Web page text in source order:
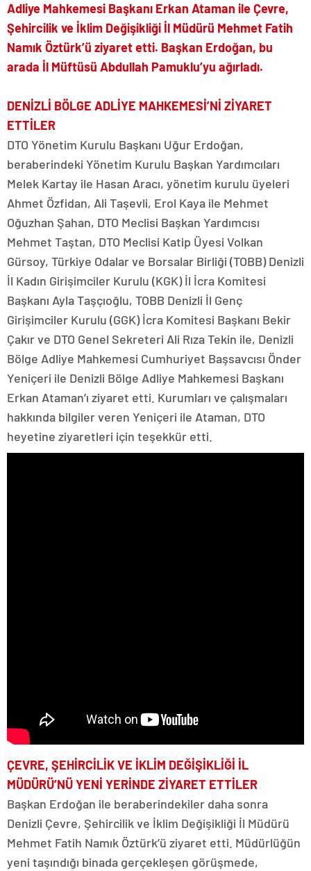
Adliye Mahkemesi Başkanı Erkan Ataman ile Çevre,
Şehircilik ve İklim Değişikliği İl Müdürü Mehmet Fatih
Namık Öztürk’ü ziyaret etti. Başkan Erdoğan, bu
arada İl Müftüsü Abdullah Pamuklu’yu ağırladı.
DENİZLİ BÖLGE ADLİYE MAHKEMESİ’Nİ ZİYARET
ETTİLER
DTO Yönetim Kurulu Başkanı Uğur Erdoğan,
beraberindeki Yönetim Kurulu Başkan Yardımcıları
Melek Kartay ile Hasan Aracı, yönetim kurulu üyeleri
Ahmet Özfidan, Ali Taşevli, Erol Kaya ile Mehmet
Oğuzhan Şahan, DTO Meclisi Başkan Yardımcısı
Mehmet Taştan, DTO Meclisi Katip Üyesi Volkan
Gürsoy, Türkiye Odalar ve Borsalar Birliği (TOBB) Denizli
İl Kadın Girişimciler Kurulu (KGK) İl İcra Komitesi
Başkanı Ayla Taşçıoğlu, TOBB Denizli İl Genç
Girişimciler Kurulu (GGK) İcra Komitesi Başkanı Bekir
Çakır ve DTO Genel Sekreteri Ali Rıza Tekin ile, Denizli
Bölge Adliye Mahkemesi Cumhuriyet Başsavcısı Önder
Yeniçeri ile Denizli Bölge Adliye Mahkemesi Başkanı
Erkan Ataman’ı ziyaret etti. Kurumları ve çalışmaları
hakkında bilgiler veren Yeniçeri ile Ataman, DTO
heyetine ziyaretleri için teşekkür etti.
ÇEVRE, ŞEHİRCİLİK VE İKLİM DEĞİŞİKLİĞİ İL
MÜDÜRÜ’NÜ YENİ YERİNDE ZİYARET ETTİLER
Başkan Erdoğan ile beraberindekiler daha sonra
Denizli Çevre, Şehircilik ve İklim Değişikliği İl Müdürü
Mehmet Fatih Namık Öztürk’ü ziyaret etti. Müdürlüğün
yeni taşındığı binada gerçekleşen görüşmede,